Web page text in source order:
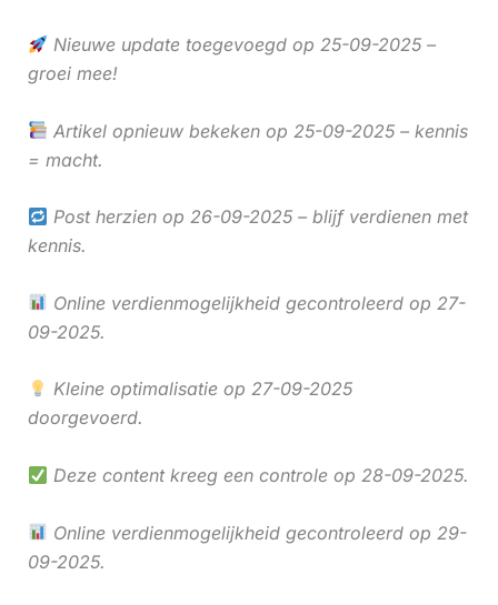
Nieuwe update toegevoegd op 25-09-2025 –
groei mee!
Artikel opnieuw bekeken op 25-09-2025 – kennis
= macht.
Post herzien op 26-09-2025 – blijf verdienen met
kennis.
Online verdienmogelijkheid gecontroleerd op 27-
09-2025.
Kleine optimalisatie op 27-09-2025
doorgevoerd.
Deze content kreeg een controle op 28-09-2025.
Online verdienmogelijkheid gecontroleerd op 29-
09-2025.